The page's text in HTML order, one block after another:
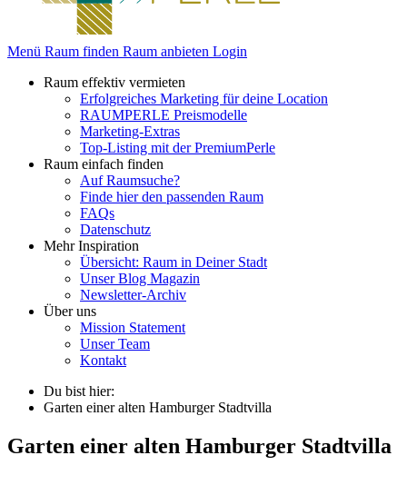
Menü Raum finden Raum anbieten Login
Raum effektiv vermieten
Erfolgreiches Marketing für deine Location
RAUMPERLE Preismodelle
Marketing-Extras
Top-Listing mit der PremiumPerle
Raum einfach finden
Auf Raumsuche?
Finde hier den passenden Raum
FAQs
Datenschutz
Mehr Inspiration
Übersicht: Raum in Deiner Stadt
Unser Blog Magazin
Newsletter-Archiv
Über uns
Mission Statement
Unser Team
Kontakt
Du bist hier:
Garten einer alten Hamburger Stadtvilla
Garten einer alten Hamburger Stadtvilla